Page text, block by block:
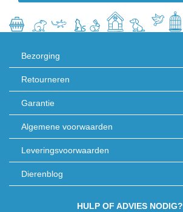
Bezorging
Retourneren
Garantie
Algemene voorwaarden
Leveringsvoorwaarden
Dierenblog
HULP OF ADVIES NODIG?